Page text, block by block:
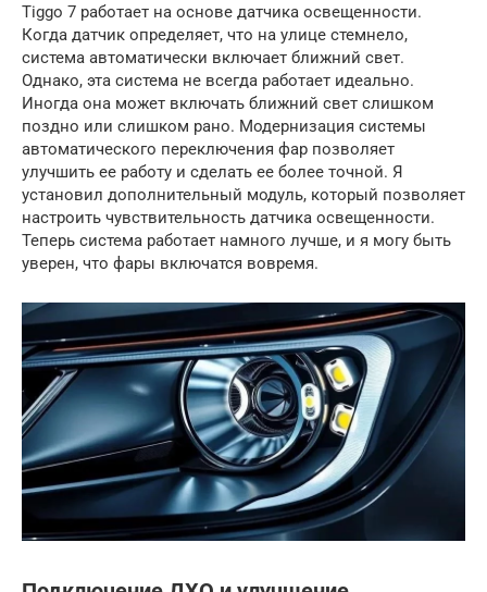
Tiggo 7 работает на основе датчика освещенности.
Когда датчик определяет, что на улице стемнело,
система автоматически включает ближний свет.
Однако, эта система не всегда работает идеально.
Иногда она может включать ближний свет слишком
поздно или слишком рано. Модернизация системы
автоматического переключения фар позволяет
улучшить ее работу и сделать ее более точной. Я
установил дополнительный модуль, который позволяет
настроить чувствительность датчика освещенности.
Теперь система работает намного лучше, и я могу быть
уверен, что фары включатся вовремя.